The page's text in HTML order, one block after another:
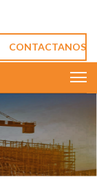
CONTACTANOS